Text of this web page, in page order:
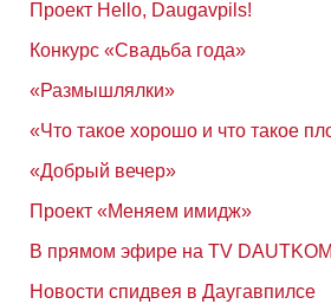
Проект Hello, Daugavpils!
Конкурс «Свадьба года»
«Размышлялки»
«Что такое хорошо и что такое
«Добрый вечер»
Проект «Меняем имидж»
В прямом эфире на TV DAUTKOM
Новости спидвея в Даугавпилсе